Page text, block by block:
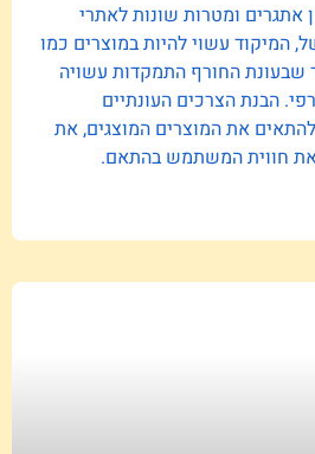
אתגרים ומטרות שונות לאתרי
המיקוד עשוי להיות במוצרים כמו
שבעונת החורף התמקדות עשויה
הבנת הצרכים העונתיים
את המוצרים המוצגים, את
חווית המשתמש בהתאם.